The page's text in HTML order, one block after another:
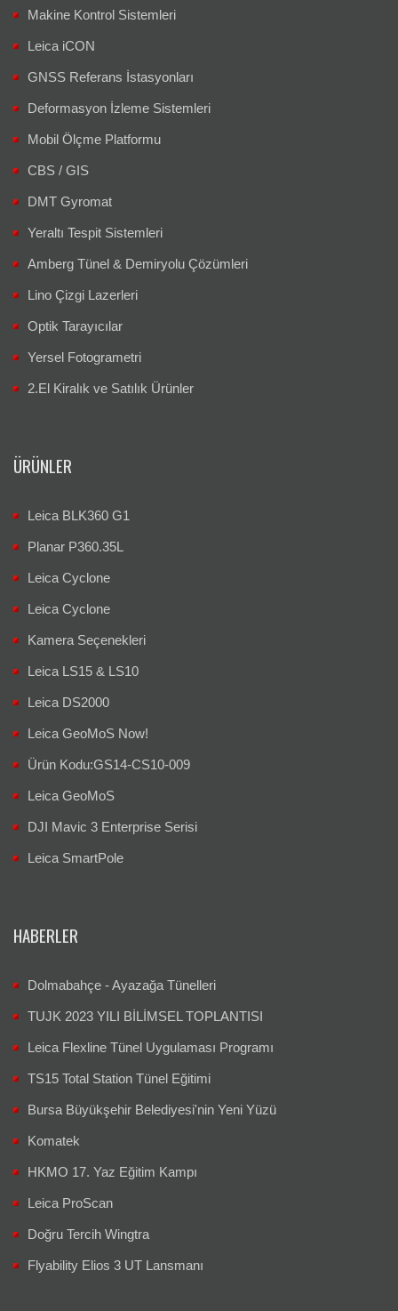
Makine Kontrol Sistemleri
Leica iCON
GNSS Referans İstasyonları
Deformasyon İzleme Sistemleri
Mobil Ölçme Platformu
CBS / GIS
DMT Gyromat
Yeraltı Tespit Sistemleri
Amberg Tünel & Demiryolu Çözümleri
Lino Çizgi Lazerleri
Optik Tarayıcılar
Yersel Fotogrametri
2.El Kiralık ve Satılık Ürünler
ÜRÜNLER
Leica BLK360 G1
Planar P360.35L
Leica Cyclone
Leica Cyclone
Kamera Seçenekleri
Leica LS15 & LS10
Leica DS2000
Leica GeoMoS Now!
Ürün Kodu:GS14-CS10-009
Leica GeoMoS
DJI Mavic 3 Enterprise Serisi
Leica SmartPole
HABERLER
Dolmabahçe - Ayazağa Tünelleri
TUJK 2023 YILI BİLİMSEL TOPLANTISI
Leica Flexline Tünel Uygulaması Programı
TS15 Total Station Tünel Eğitimi
Bursa Büyükşehir Belediyesi'nin Yeni Yüzü
Komatek
HKMO 17. Yaz Eğitim Kampı
Leica ProScan
Doğru Tercih Wingtra
Flyability Elios 3 UT Lansmanı